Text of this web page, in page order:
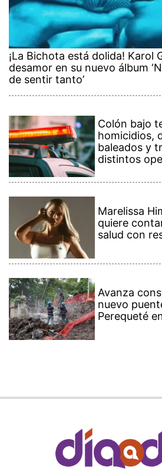
¡La Bichota está dolida! Karol
desamor en su nuevo álbum
de sentir tanto’
Colón bajo
homicidios,
baleados y
distintos
Marelissa
quiere
salud con
Avanza
nuevo
Perequeté